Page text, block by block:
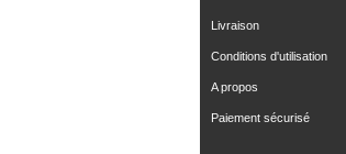
Livraison
Conditions d'utilisation
A propos
Paiement sécurisé